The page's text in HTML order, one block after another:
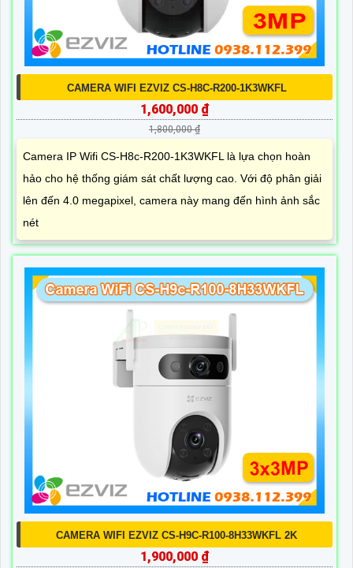
CAMERA WIFI EZVIZ CS-H8C-R200-1K3WKFL
1,600,000 ₫
1,800,000 ₫
Camera IP Wifi CS-H8c-R200-1K3WKFL là lựa chọn hoàn
hảo cho hệ thống giám sát chất lượng cao. Với độ phân giải
lên đến 4.0 megapixel, camera này mang đến hình ảnh sắc
nét
CAMERA WIFI EZVIZ CS-H9C-R100-8H33WKFL 2K
1,900,000 ₫